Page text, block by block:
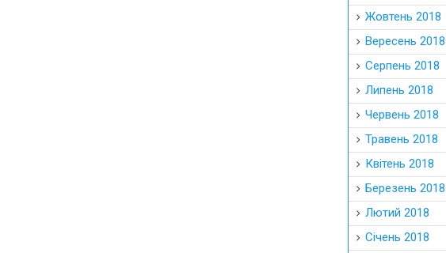
Жовтень 2018
Вересень 2018
Серпень 2018
Липень 2018
Червень 2018
Травень 2018
Квітень 2018
Березень 2018
Лютий 2018
Січень 2018